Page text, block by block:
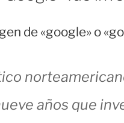
de «google» o
años que